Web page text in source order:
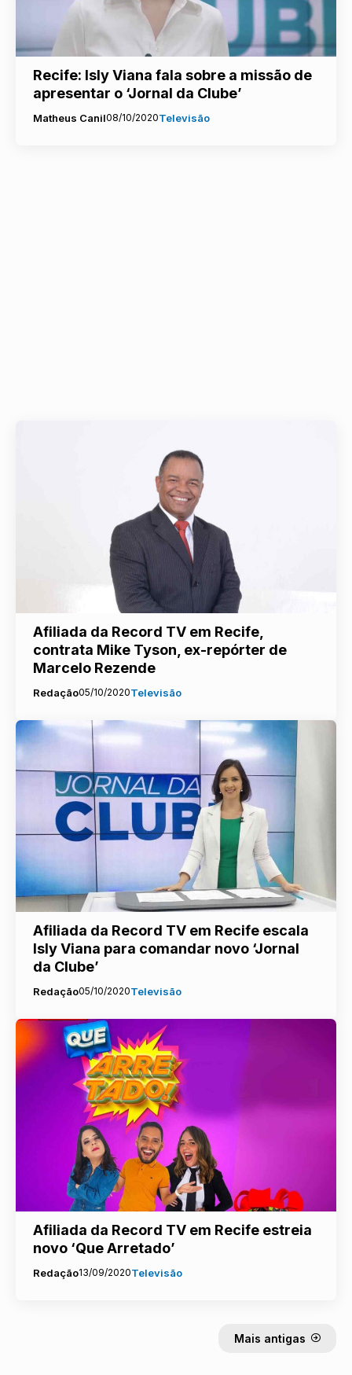
Recife: Isly Viana fala sobre a missão de
apresentar o ‘Jornal da Clube’
Matheus Canil08/10/2020Televisão
Afiliada da Record TV em Recife,
contrata Mike Tyson, ex-repórter de
Marcelo Rezende
Redação05/10/2020Televisão
Afiliada da Record TV em Recife escala
Isly Viana para comandar novo ‘Jornal
da Clube’
Redação05/10/2020Televisão
Afiliada da Record TV em Recife estreia
novo ‘Que Arretado’
Redação13/09/2020Televisão
Mais antigas